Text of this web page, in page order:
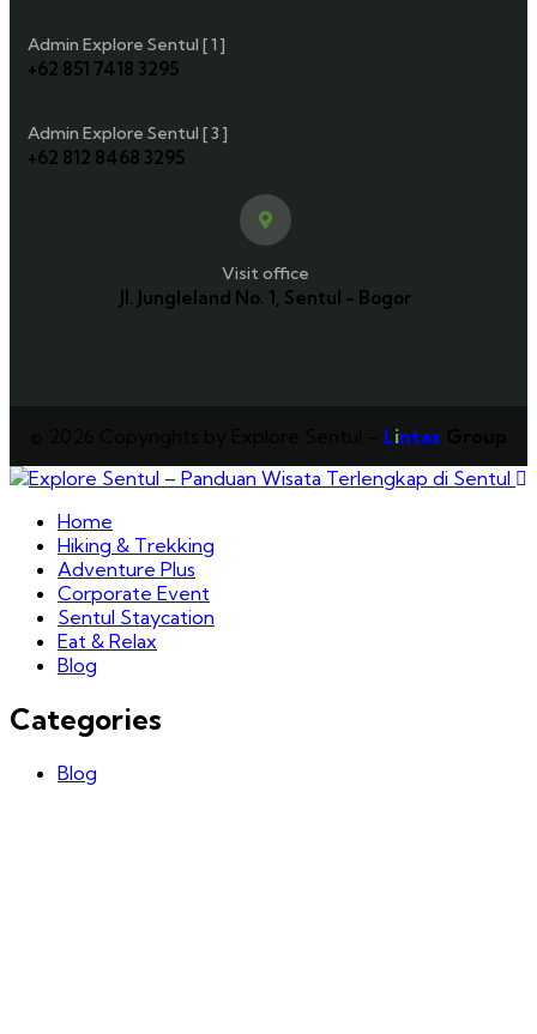
Admin Explore Sentul [ 1 ]
+62 851 7418 3295
Admin Explore Sentul [ 3 ]
+62 812 8468 3295
Visit office
Jl. Jungleland No. 1, Sentul - Bogor
Lintas
Home
Hiking & Trekking
Adventure Plus
Corporate Event
Sentul Staycation
Eat & Relax
Blog
Categories
Blog